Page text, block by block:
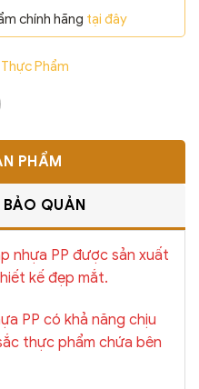
chính hãng tại đây
Phẩm
PHẨM
QUẢN
nhựa PP được sản xuất
kế đẹp mắt.
PP có khả năng chịu
thực phẩm chứa bên